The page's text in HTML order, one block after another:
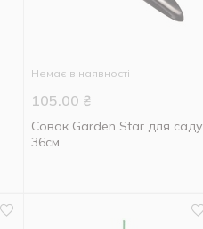
Немає в наявності
105.00 ₴
Совок Garden Star для саду
36см